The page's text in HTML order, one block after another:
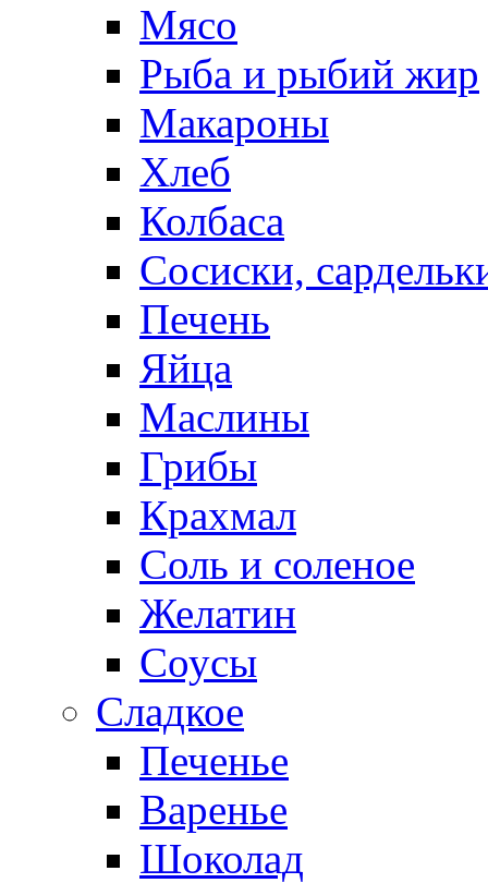
Мясо
Рыба и рыбий жир
Макароны
Хлеб
Колбаса
Сосиски,
Печень
Яйца
Маслины
Грибы
Крахмал
Соль и соленое
Желатин
Соусы
Сладкое
Печенье
Варенье
Шоколад